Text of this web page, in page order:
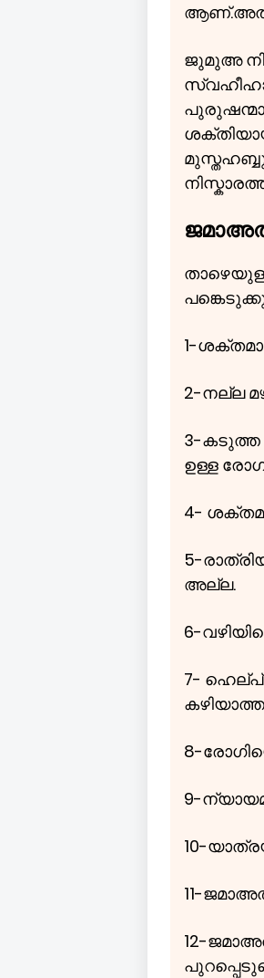
ജുമുഅ
1-
2-നല്ല
3-കടുത്ത
ഉള്ള
4-
5-
അല്ല.
6-
7-
8-
9-
10-
11-
12-